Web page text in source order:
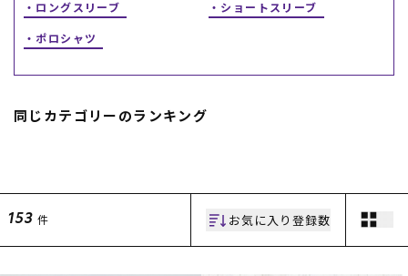
スケートTOP
CONTENTS
RIDE LIFE MAGAZINE一
覧
中古/アウトレット サー
店頭受取サービス
ギフトラッピング
下取り保証について
ロングスリーブ
ショートスリーブ
ポロシャツ
同じカテゴリーのランキング
153 件 お気に入り登録数